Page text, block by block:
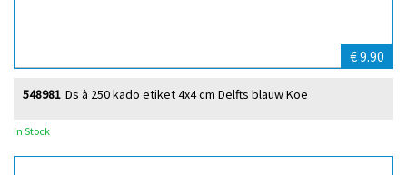
€ 9.90
Ds à 250 kado etiket 4x4 cm Delfts blauw Koe
548981
In Stock